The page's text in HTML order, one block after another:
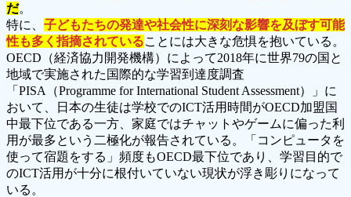
だ。
特に、 子どもたちの発達や社会性に深刻な影響を及ぼす可能
性も多く指摘されていることには大きな危惧を抱いている。
OECD（経済協力開発機構）によって2018年に世界79の国と
地域で実施された国際的な学習到達度調査
「PISA（Programme for International Student Assessment）」に
おいて、日本の生徒は学校でのICT活用時間がOECD加盟国
中最下位である一方、家庭ではチャットやゲームに偏った利
用が最多という二極化が報告されている。「コンピュータを
使って宿題をする」頻度もOECD最下位であり、学習目的で
のICT活用が十分に根付いていない現状が浮き彫りになって
いる。